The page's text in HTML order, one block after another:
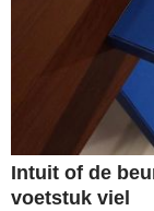
Intuit of de
voetstuk viel